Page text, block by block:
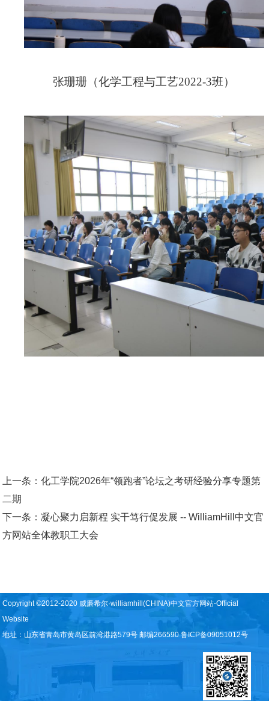
张珊珊（化学工程与工艺2022-3班）
上一条：化工学院2026年“领跑者”论坛之考研经验分享专题第
二期
下一条：凝心聚力启新程 实干笃行促发展 -- WilliamHill中文官
方网站全体教职工大会
Copyright ©2012-2020 威廉希尔·williamhill(CHINA)中文官方网站-Official
Website
地址：山东省青岛市黄岛区前湾港路579号 邮编266590 鲁ICP备09051012号